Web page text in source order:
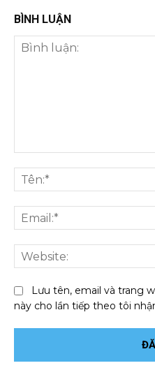
BÌNH LUẬN
luận:
Lưu tên, email và trang
này cho lần tiếp theo tôi